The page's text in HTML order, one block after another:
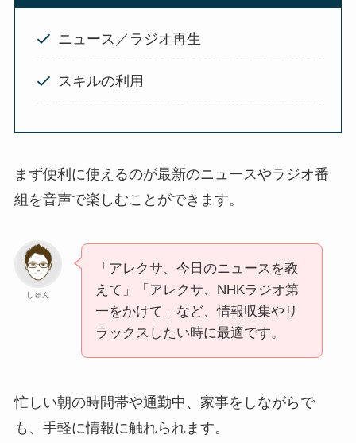
ニュース／ラジオ再生
スキルの利用
まず便利に使えるのが最新のニュースやラジオ番
組を音声で楽しむことができます。
しゅん
「アレクサ、今日のニュースを教
えて」「アレクサ、NHKラジオ第
一をかけて」など、情報収集やリ
ラックスしたい時に最適です。
忙しい朝の時間帯や通勤中、家事をしながらで
も、手軽に情報に触れられます。